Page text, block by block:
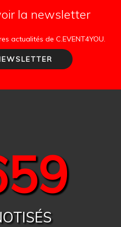
la newsletter
actualités de C.EVENT4YOU.